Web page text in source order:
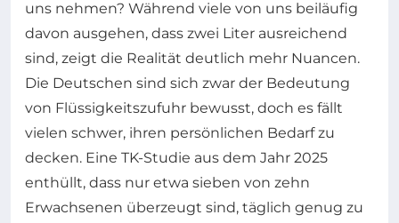
uns nehmen? Während viele von uns beiläufig
davon ausgehen, dass zwei Liter ausreichend
sind, zeigt die Realität deutlich mehr Nuancen.
Die Deutschen sind sich zwar der Bedeutung
von Flüssigkeitszufuhr bewusst, doch es fällt
vielen schwer, ihren persönlichen Bedarf zu
decken. Eine TK-Studie aus dem Jahr 2025
enthüllt, dass nur etwa sieben von zehn
Erwachsenen überzeugt sind, täglich genug zu